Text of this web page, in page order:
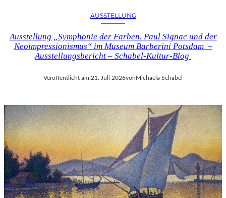
AUSSTELLUNG
Ausstellung „Symphonie der Farben. Paul Signac und der
Neoimpressionismus“ im Museum Barberini Potsdam –
Ausstellungsbericht – Schabel-Kultur-Blog
Veröffentlicht am:21. Juli 2026vonMichaela Schabel